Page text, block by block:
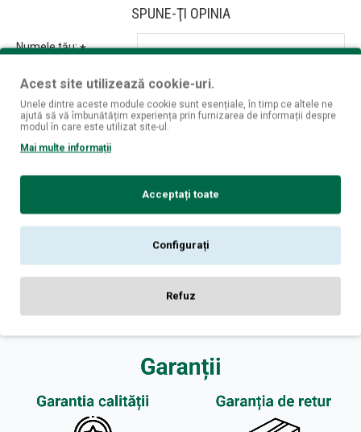
SPUNE-ŢI OPINIA
Numele tău:
Opinia ta:
Nota:
Rău Bun
CONTINUĂ
Acest site utilizează cookie-uri.
Unele dintre aceste module cookie sunt esențiale, în timp ce altele ne
ajută să vă îmbunătățim experiența prin furnizarea de informații despre
modul în care este utilizat site-ul.
Mai multe informații
Acceptați toate
Configurați
Refuz